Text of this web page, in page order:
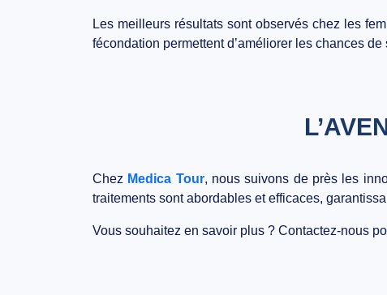
Les meilleurs résultats sont observés chez les
fécondation permettent d’améliorer les chances de
Chez Medica Tour, nous suivons de près les
traitements sontabordables et efficaces,
Vous souhaitez en savoir plus ? Contactez-nous